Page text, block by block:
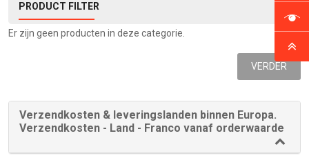
PRODUCT FILTER
Er zijn geen producten in deze categorie.
VERDER
Verzendkosten & leveringslanden binnen Europa.
Verzendkosten - Land - Franco vanaf orderwaarde